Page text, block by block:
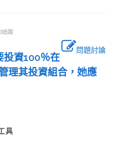
0追蹤
問題討論
投資100％在
理其投資組合，她應
具